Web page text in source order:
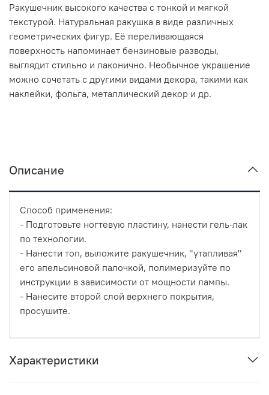
Ракушечник высокого качества с тонкой и мягкой
текстурой. Натуральная ракушка в виде различных
геометрических фигур. Её переливающаяся
поверхность напоминает бензиновые разводы,
выглядит стильно и лаконично. Необычное украшение
можно сочетать с другими видами декора, такими как
наклейки, фольга, металлический декор и др.
Описание
Способ применения:
- Подготовьте ногтевую пластину, нанести гель-лак
по технологии.
- Нанести топ, выложите ракушечник, "утапливая"
его апельсиновой палочкой, полимеризуйте по
инструкции в зависимости от мощности лампы.
- Нанесите второй слой верхнего покрытия,
просушите.
Характеристики